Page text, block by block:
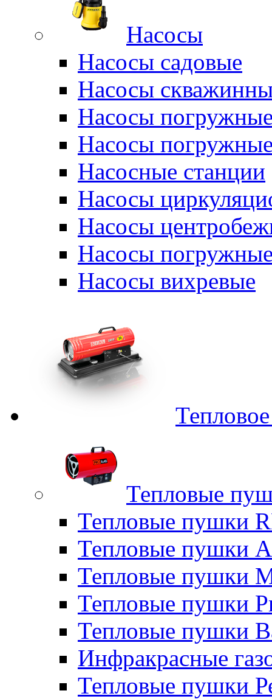
Насосы
Насосы садовые
Насосы
Насосы
Насосы
Насосные станции
Насосы
Насосы
Насосы
Насосы вихревые
Тепловые
Тепловые пушки
Тепловые пушки
Тепловые пушки
Тепловые пушки
Тепловые пушки
Инфракрасные
Тепловые пушки